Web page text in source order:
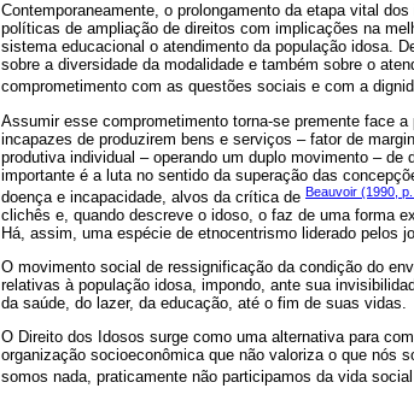
Contemporaneamente, o prolongamento da etapa vital
políticas de ampliação de direitos com implicações na
sistema educacional o atendimento da população idosa.
sobre a diversidade da modalidade e também sobre o
comprometimento com as questões sociais e com a
Assumir esse comprometimento torna-se premente face
incapazes de produzirem bens e serviços – fator de
produtiva individual – operando um duplo movimento –
importante é a luta no sentido da superação das
doença e incapacidade, alvos da crítica de Beauvoir (1990,
clichês e, quando descreve o idoso, o faz de uma forma
Há, assim, uma espécie de etnocentrismo liderado pelos
O movimento social de ressignificação da condição do
relativas à população idosa, impondo, ante sua
da saúde, do lazer, da educação, até o fim de suas vidas.
O Direito dos Idosos surge como uma alternativa para
organização socioeconômica que não valoriza o que nós
somos nada, praticamente não participamos da vida